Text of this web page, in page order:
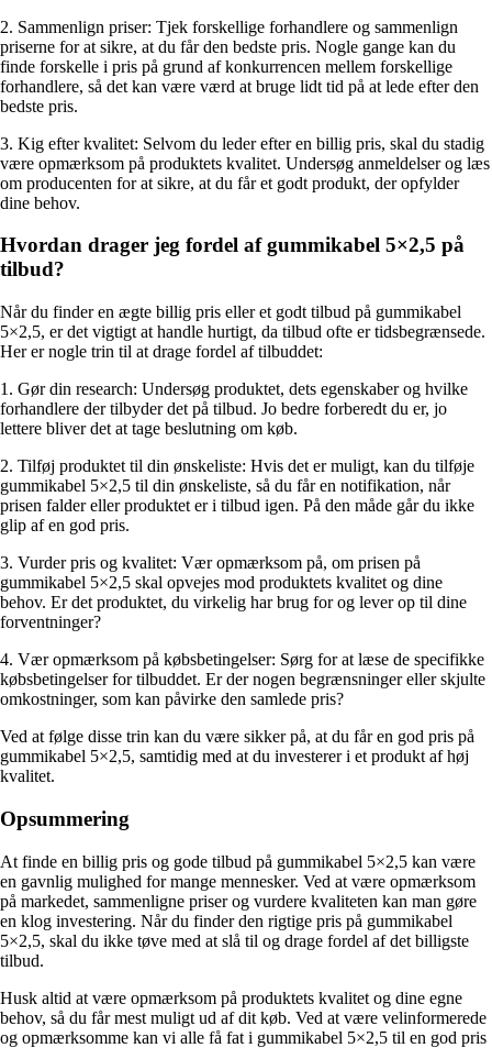
2. Sammenlign priser: Tjek forskellige forhandlere og sammenlign
priserne for at sikre, at du får den bedste pris. Nogle gange kan du
finde forskelle i pris på grund af konkurrencen mellem forskellige
forhandlere, så det kan være værd at bruge lidt tid på at lede efter den
bedste pris.
3. Kig efter kvalitet: Selvom du leder efter en billig pris, skal du stadig
være opmærksom på produktets kvalitet. Undersøg anmeldelser og læs
om producenten for at sikre, at du får et godt produkt, der opfylder
dine behov.
Hvordan drager jeg fordel af gummikabel 5×2,5 på
tilbud?
Når du finder en ægte billig pris eller et godt tilbud på gummikabel
5×2,5, er det vigtigt at handle hurtigt, da tilbud ofte er tidsbegrænsede.
Her er nogle trin til at drage fordel af tilbuddet:
1. Gør din research: Undersøg produktet, dets egenskaber og hvilke
forhandlere der tilbyder det på tilbud. Jo bedre forberedt du er, jo
lettere bliver det at tage beslutning om køb.
2. Tilføj produktet til din ønskeliste: Hvis det er muligt, kan du tilføje
gummikabel 5×2,5 til din ønskeliste, så du får en notifikation, når
prisen falder eller produktet er i tilbud igen. På den måde går du ikke
glip af en god pris.
3. Vurder pris og kvalitet: Vær opmærksom på, om prisen på
gummikabel 5×2,5 skal opvejes mod produktets kvalitet og dine
behov. Er det produktet, du virkelig har brug for og lever op til dine
forventninger?
4. Vær opmærksom på købsbetingelser: Sørg for at læse de specifikke
købsbetingelser for tilbuddet. Er der nogen begrænsninger eller skjulte
omkostninger, som kan påvirke den samlede pris?
Ved at følge disse trin kan du være sikker på, at du får en god pris på
gummikabel 5×2,5, samtidig med at du investerer i et produkt af høj
kvalitet.
Opsummering
At finde en billig pris og gode tilbud på gummikabel 5×2,5 kan være
en gavnlig mulighed for mange mennesker. Ved at være opmærksom
på markedet, sammenligne priser og vurdere kvaliteten kan man gøre
en klog investering. Når du finder den rigtige pris på gummikabel
5×2,5, skal du ikke tøve med at slå til og drage fordel af det billigste
tilbud.
Husk altid at være opmærksom på produktets kvalitet og dine egne
behov, så du får mest muligt ud af dit køb. Ved at være velinformerede
og opmærksomme kan vi alle få fat i gummikabel 5×2,5 til en god pris